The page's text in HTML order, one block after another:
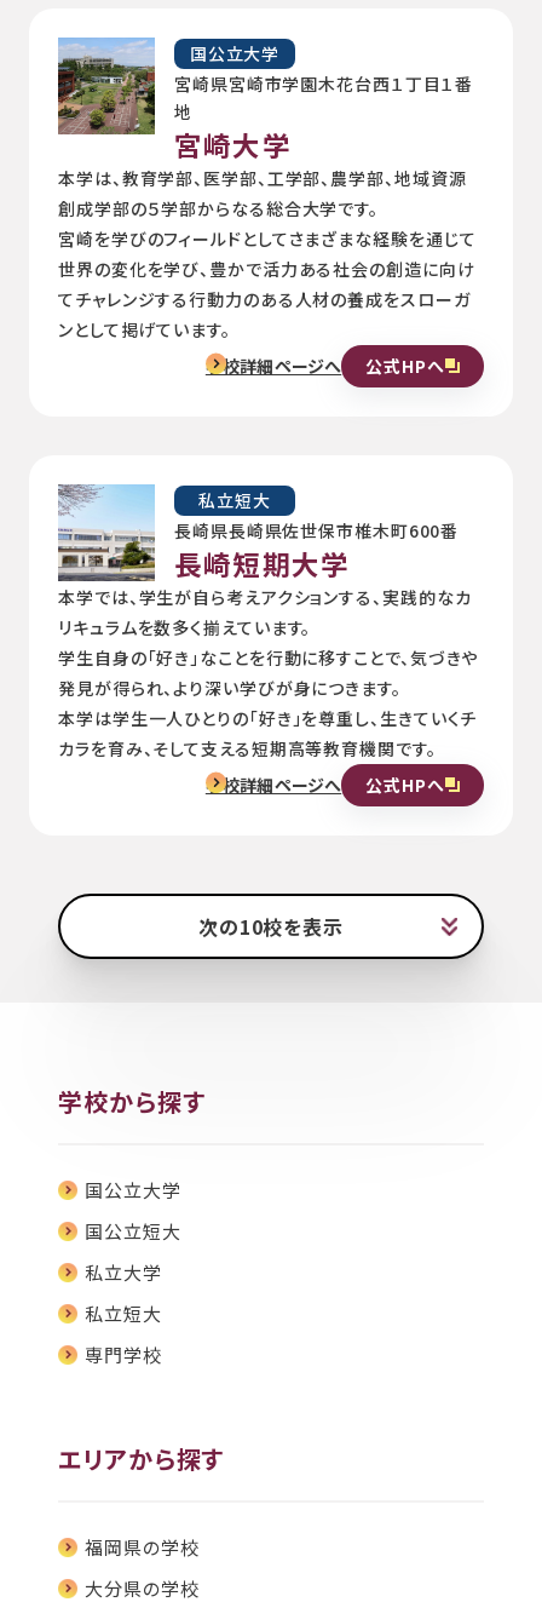
国公立大学
宮崎県宮崎市学園木花台西１丁目１番
地
宮崎大学
本学は、教育学部、医学部、工学部、農学部、地域資源
創成学部の５学部からなる総合大学です。
宮崎を学びのフィールドとしてさまざまな経験を通じて
世界の変化を学び、豊かで活力ある社会の創造に向け
てチャレンジする行動力のある人材の養成をスローガ
ンとして掲げています。
学校詳細ページへ
公式HPへ
私立短大
長崎県長崎県佐世保市椎木町600番
長崎短期大学
本学では、学生が自ら考えアクションする、実践的なカ
リキュラムを数多く揃えています。
学生自身の「好き」なことを行動に移すことで、気づきや
発見が得られ、より深い学びが身につきます。
本学は学生一人ひとりの「好き」を尊重し、生きていくチ
カラを育み、そして支える短期高等教育機関です。
学校詳細ページへ
公式HPへ
次の10校を表示
学校から探す
国公立大学
国公立短大
私立大学
私立短大
専門学校
エリアから探す
福岡県の学校
大分県の学校